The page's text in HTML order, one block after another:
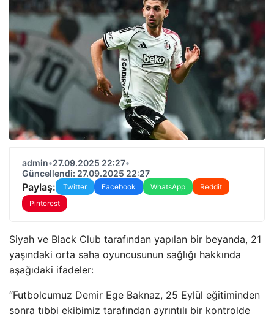
admin•27.09.2025 22:27•
Güncellendi: 27.09.2025 22:27
Paylaş: Twitter Facebook WhatsApp
Reddit
Pinterest
Siyah ve Black Club tarafından yapılan bir beyanda, 21
yaşındaki orta saha oyuncusunun sağlığı hakkında
aşağıdaki ifadeler:
“Futbolcumuz Demir Ege Baknaz, 25 Eylül eğitiminden
sonra tıbbi ekibimiz tarafından ayrıntılı bir kontrolde